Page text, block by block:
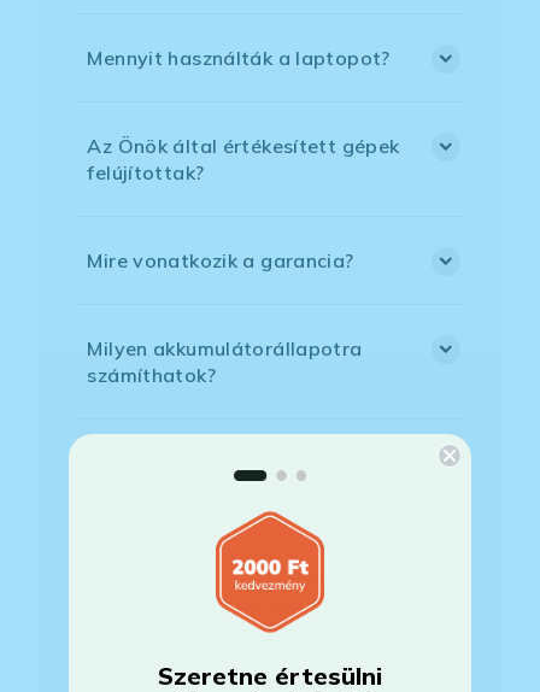
Mennyit használták a laptopot?
Az Önök által értékesített gépek
felújítottak?
Mire vonatkozik a garancia?
Milyen akkumulátorállapotra
számíthatok?
jelenleg nem elérhető?
Mikor vehetem át a rendelésem, ha
esetleg bővítést is kértem?
Szeretne értesülni